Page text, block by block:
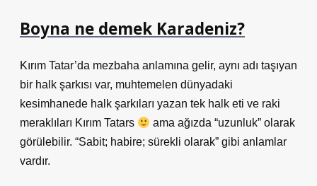
Boyna ne demek Karadeniz?
Kırım Tatar’da mezbaha anlamına gelir, aynı adı taşıyan
bir halk şarkısı var, muhtemelen dünyadaki
kesimhanede halk şarkıları yazan tek halk eti ve raki
meraklıları Kırım Tatars
ama ağızda “uzunluk” olarak
görülebilir. “Sabit; habire; sürekli olarak” gibi anlamlar
vardır.